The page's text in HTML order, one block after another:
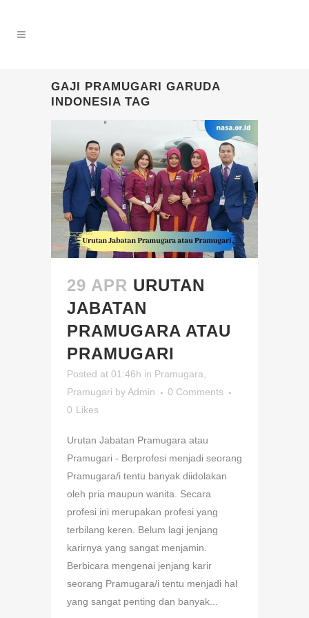
GAJI PRAMUGARI GARUDA
INDONESIA TAG
29 APR URUTAN
JABATAN
PRAMUGARA ATAU
PRAMUGARI
Posted at 01:46h in Pramugara
Pramugari byAdmin
0 Comments
0 Likes
Urutan Jabatan Pramugara atau
Pramugari - Berprofesi menjadi seorang
Pramugara/i tentu banyak diidolakan
oleh pria maupun wanita. Secara
profesi ini merupakan profesi yang
terbilang keren. Belum lagi jenjang
karirnya yang sangat menjamin.
Berbicara mengenai jenjang karir
seorang Pramugara/i tentu menjadi hal
yang sangat penting dan banyak...